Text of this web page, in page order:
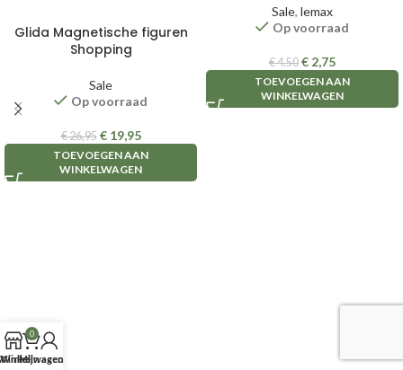
Glida Magnetische figuren
Shopping
Sale
Op voorraad
€26,95 €19,95
TOEVOEGEN AAN
WINKELWAGEN
Sale, lemax
Op voorraad
€4,50 € 2,75
TOEVOEGEN AAN
WINKELWAGEN
0
Winkelwagen
Mijn account